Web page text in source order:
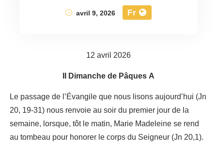
avril 9, 2026
Fr
12 avril 2026
II Dimanche de Pâques A
Le passage de l’Évangile que nous lisons aujourd’hui (Jn
20, 19-31) nous renvoie au soir du premier jour de la
semaine, lorsque, tôt le matin, Marie Madeleine se rend
au tombeau pour honorer le corps du Seigneur (Jn 20,1).